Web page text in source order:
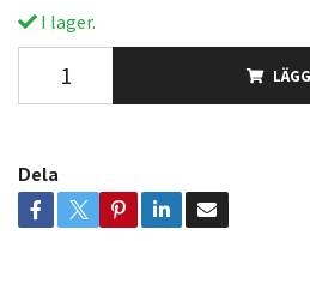
I lager.
Dela